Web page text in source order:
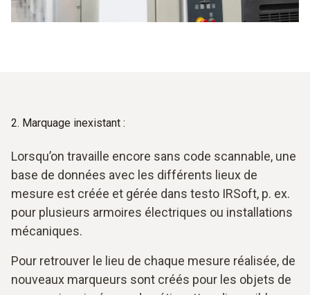
2. Marquage inexistant :
Lorsqu’on travaille encore sans code scannable, une
base de données avec les différents lieux de
mesure est créée et gérée dans testo IRSoft, p. ex.
pour plusieurs armoires électriques ou installations
mécaniques.
Pour retrouver le lieu de chaque mesure réalisée, de
nouveaux marqueurs sont créés pour les objets de